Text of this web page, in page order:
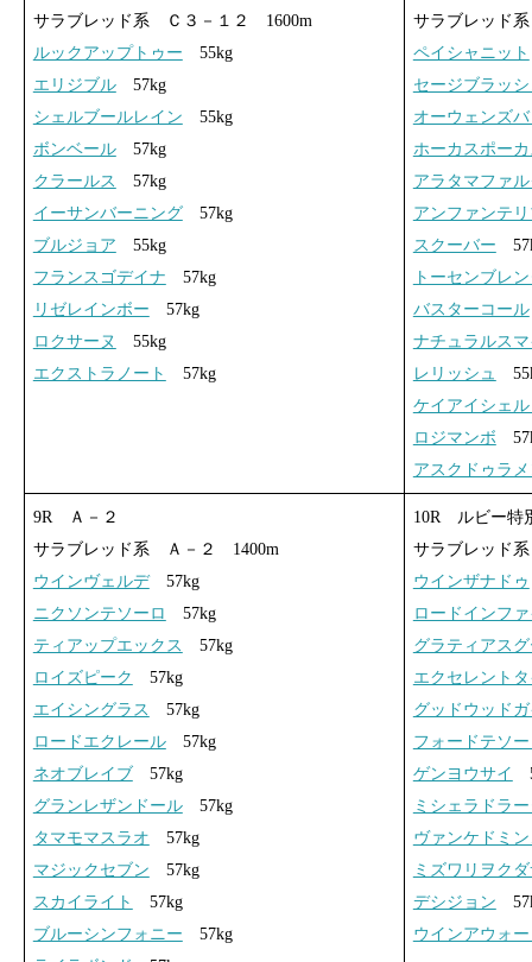
サラブレッド系 Ｃ３－１２ 1600m
ルックアップトゥー 55kg
エリジブル57kg
シェルブールレイン 55kg
ボンベール57kg
クラールス
57kg
イーサンバーニング57kg
ブルジョア 55kg
フランスゴデイナ 57kg
リゼレインボー 57kg
ロクサーヌ
55kg
エクストラノート
57kg
サラブレッド
ペイシャニット
セージブラッ
オーウェンズ
ホーカスポー
アラタマファ
アンファンテ
スクーバー
トーセンブレ
バスターコール
ナチュラルス
レリッシュ
ケイアイシェ
ロジマンボ
アスクドゥラ
9R Ａ－２
サラブレッド系 Ａ－２ 1400m
ウインヴェルデ57kg
ニクソンテソーロ
57kg
ティアップエックス
57kg
ロイズピーク
57kg
エイシングラス
57kg
ロードエクレール57kg
ネオブレイブ 57kg
グランレザンドール57kg
タマモマスラオ 57kg
マジックセブン 57kg
スカイライト
57kg
ブルーシンフォニー 57kg
10R ルビー特
サラブレッド
ウインザナドゥ
ロードインフ
グラティアス
エクセレント
グッドウッド
フォードテソ
ゲンヨウサイ
ミシェラドラ
ヴァンケドミ
ミズワリヲク
デシジョン
ウインアウォ